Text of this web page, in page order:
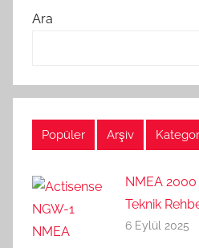
Ara
Popüler Arşiv
NMEA
Teknik
6 Eylül 2025